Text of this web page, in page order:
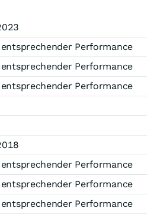
Performance
Performance
Performance
Performance
Performance
Performance